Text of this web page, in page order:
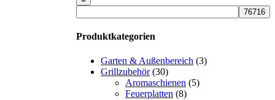
Produktkategorien
Garten & Außenbereich (3)
Grillzubehör (30)
Aromaschienen (5)
Feuerplatten (8)